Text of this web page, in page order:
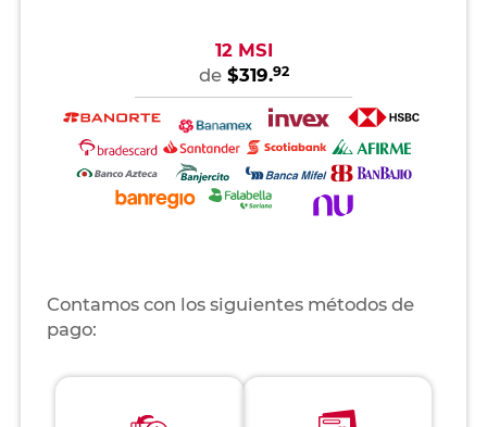
12 MSI
de $319.92
Contamos con los siguientes métodos de
pago: